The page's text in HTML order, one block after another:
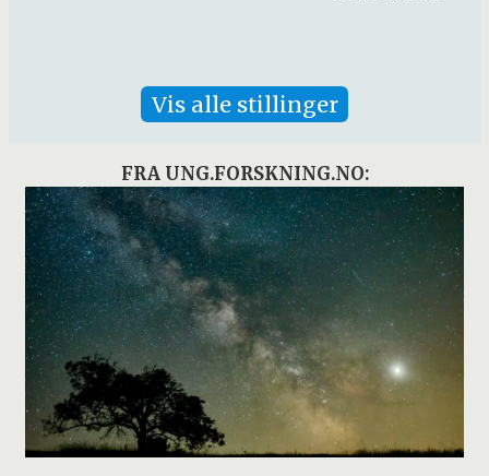
Vis alle stillinger
FRA UNG.FORSKNING.NO: